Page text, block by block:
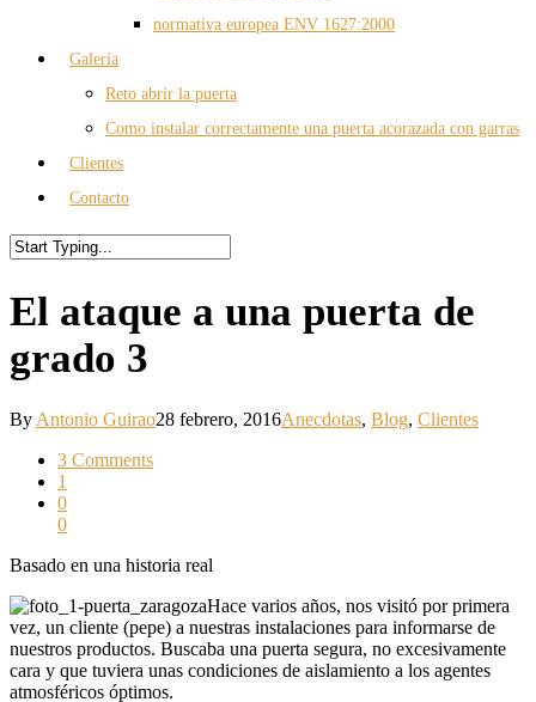
normativa europea ENV 1627:2000
Galería
Reto abrir la puerta
Como instalar correctamente una puerta acorazada con garras
Clientes
Contacto
El ataque a una puerta de
grado 3
By Antonio Guirao28 febrero, 2016Anecdotas, Blog, Clientes
3 Comments
1
0
0
Basado en una historia real
Hace varios años, nos visitó por primera
vez, un cliente (pepe) a nuestras instalaciones para informarse de
nuestros productos. Buscaba una puerta segura, no excesivamente
cara y que tuviera unas condiciones de aislamiento a los agentes
atmosféricos óptimos.